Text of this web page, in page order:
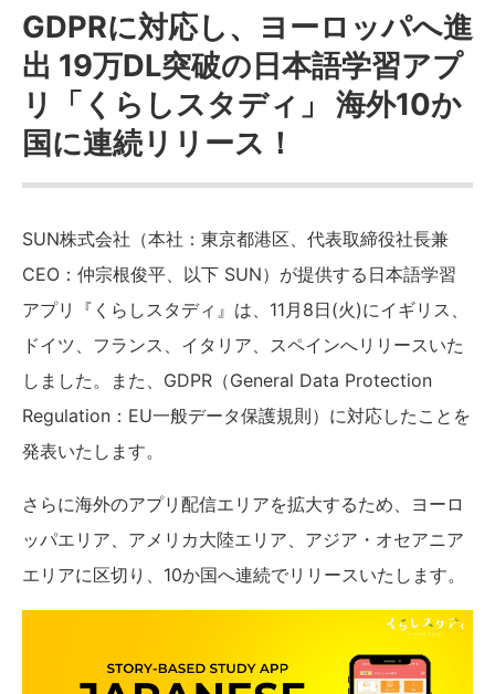
GDPRに対応し、ヨーロッパへ進
出 19万DL突破の日本語学習アプ
リ「くらしスタディ」 海外10か
国に連続リリース！
SUN株式会社（本社：東京都港区、代表取締役社長兼
CEO：仲宗根俊平、以下 SUN）が提供する日本語学習
アプリ『くらしスタディ』は、11月8日(火)にイギリス、
ドイツ、フランス、イタリア、スペインへリリースいた
しました。また、GDPR（General Data Protection
Regulation：EU一般データ保護規則）に対応したことを
発表いたします。
さらに海外のアプリ配信エリアを拡大するため、ヨーロ
ッパエリア、アメリカ大陸エリア、アジア・オセアニア
エリアに区切り、10か国へ連続でリリースいたします。